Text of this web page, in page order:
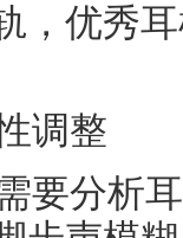
，优秀
调整
要分析